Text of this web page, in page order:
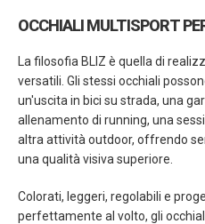
OCCHIALI MULTISPORT
La filosofia BLIZ è quella di
versatili. Gli stessi occhiali
un'uscita in bici su strada, una
allenamento di running, una
altra attività outdoor, offrendo
una qualità visiva superiore.
Colorati, leggeri, regolabili e
perfettamente al volto, gli